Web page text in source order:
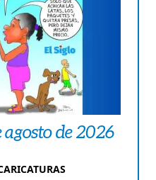
de 2026